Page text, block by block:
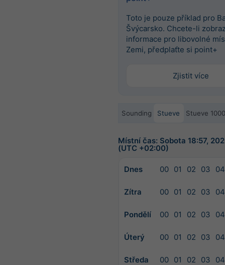
Toto je pouze příklad pro
Švýcarsko. Chcete-li
informace pro libovolné
Zemi, předplaťte si point+
Zjistit více
Sounding Stueve Stueve
Místní čas: Sobota 18:57,
(UTC +02:00)
Dnes 00 01 02 03 04
Zítra 00 01 02 03 04
Pondělí 00 01 02 03 04
Úterý 00 01 02 03 04
Středa 00 01 02 03 04